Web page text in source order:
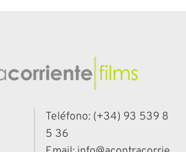
Teléfono: (+34) 93 539 8
5 36